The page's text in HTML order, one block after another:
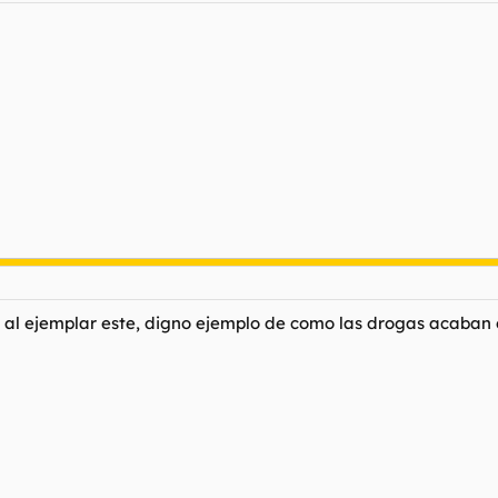
ejemplar este, digno ejemplo de como las drogas acaban